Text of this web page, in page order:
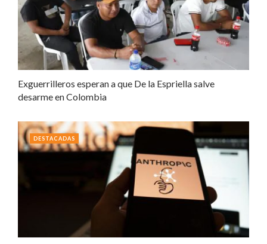
Exguerrilleros esperan a que De la Espriella salve
desarme en Colombia
DESTACADAS